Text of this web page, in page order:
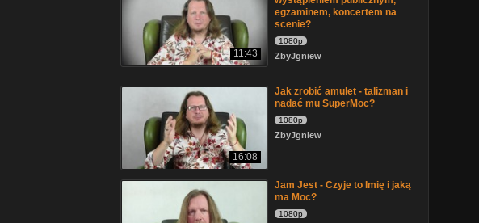
11:43
egzaminem, koncertem na
scenie?
1080p
ZbyJgniew
16:08
Jak zrobić amulet - talizman i
nadać mu SuperMoc?
1080p
ZbyJgniew
Jam Jest - Czyje to Imię i jaką
ma Moc?
1080p